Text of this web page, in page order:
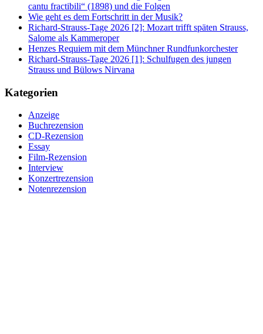
cantu fractibili“ (1898) und die Folgen
Wie geht es dem Fortschritt in der Musik?
Richard-Strauss-Tage 2026 [2]: Mozart trifft späten Strauss,
Salome als Kammeroper
Henzes Requiem mit dem Münchner Rundfunkorchester
Richard-Strauss-Tage 2026 [1]: Schulfugen des jungen
Strauss und Bülows Nirvana
Kategorien
Anzeige
Buchrezension
CD-Rezension
Essay
Film-Rezension
Interview
Konzertrezension
Notenrezension